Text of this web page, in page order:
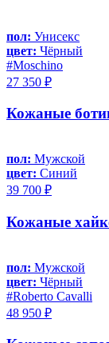
пол: Унисекс
цвет: Чёрный
#Moschino
27 350 ₽
Кожаные
пол: Мужской
цвет: Синий
39 700 ₽
Кожаные
пол: Мужской
цвет: Чёрный
#Roberto Cavalli
48 950 ₽